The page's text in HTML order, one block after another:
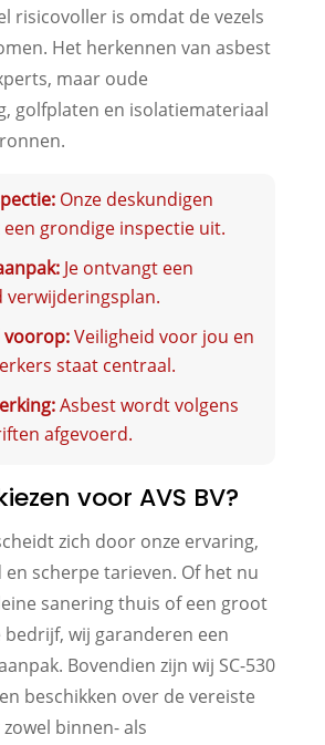
risicovoller is omdat de vezels
Het herkennen van asbest
maar oude
golfplaten en isolatiemateriaal
Onze deskundigen
grondige inspectie uit.
Je ontvangt een
verwijderingsplan.
voorop:Veiligheid voor jou en
staat centraal.
Asbest wordt volgens
afgevoerd.
voor AVS BV?
zich door onze ervaring,
scherpe tarieven. Of het nu
sanering thuis of een groot
wij garanderen een
Bovendien zijn wij SC-530
beschikken over de vereiste
binnen- als